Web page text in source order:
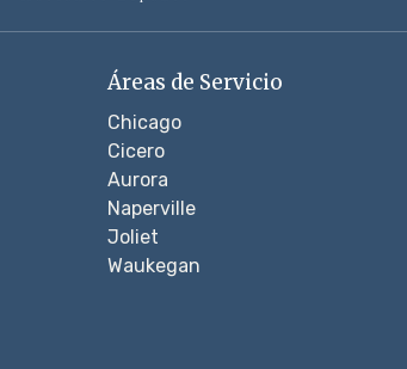
Áreas de Servicio
Chicago
Cicero
Aurora
Naperville
Joliet
Waukegan